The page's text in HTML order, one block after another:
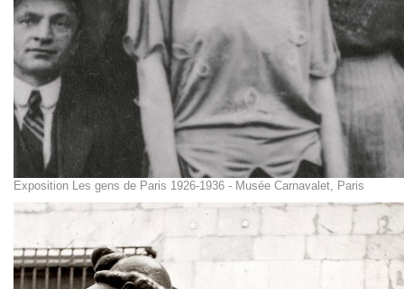
Exposition Les gens de Paris 1926-1936 - Musée Carnavalet, Paris